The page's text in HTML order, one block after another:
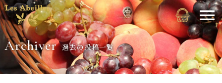
Archiver 過去の投稿一覧